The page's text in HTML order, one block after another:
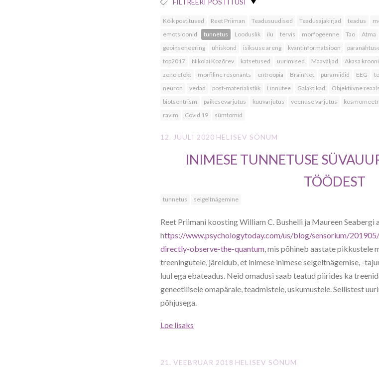
Kõik postitused Reet Priiman Teadusuudised Teadusajakirjad teadus
emotsioonid
tunnetus Looduslik ilu tervis morfogeenne Tao Atma
geoinseneering
ühiskond isiksuse areng kvantinformatsioon
top2017
Nikolai Kozõrev katsetused uurimised Maaväljad Akasa
zeno efekt
morfiline resonants entroopia BrainNet püramiidid EEG
neuron
vedad post-materialistlik Linnutee Galaktikad Objektiivne
biotsentrism
päikesevarjutus kuuvarjutus veenuse varjutus
ravim
Covid 19 sümtomid
12. JUULI 2020 HELISEV SÕNUM
INIMESE TUNNETUSE
TÖÖDEST
tunnetus selgeltnägemine
Reet Priimani koosting William C. Bushelli ja Maureen Seabergi
https://www.psychologytoday.com/us/blog/sensorium/
directly-observe-the-quantum , mis põhineb aastate pikkustele
treeningutele, järeldub, et inimese inimese selgeltnägemise, -
luul ega ebateadus. Neid omadusi saab teatud piirides ka
geneetilisele omapärale, teadmistele, uskumustele. Sellistest
põhjusega.
Loe lisaks
21. VEEBRUAR 2018 HELISEV SÕNUM